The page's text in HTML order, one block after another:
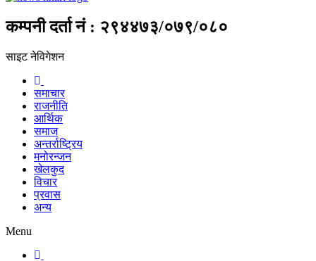
कम्पनी दर्ता नं : २९४४७३/०७९/०८०
साइट नेविगेशन
समाचार
राजनीति
आर्थिक
समाज
अन्तर्राष्ट्रिय
मनोरन्जन
खेलकुद
विचार
प्रवास
अन्य
Menu